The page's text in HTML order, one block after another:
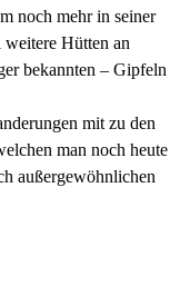
noch mehr in seiner
Hütten an
bekannten – Gipfeln
mit zu den
man noch heute
außergewöhnlichen